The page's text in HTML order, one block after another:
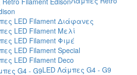
LED Filament Διάφανες
LED Filament Μελί
LED Filament Φιμέ
LED Filament Special
LED Filament Deco
LED Λάμπες G4 - G9